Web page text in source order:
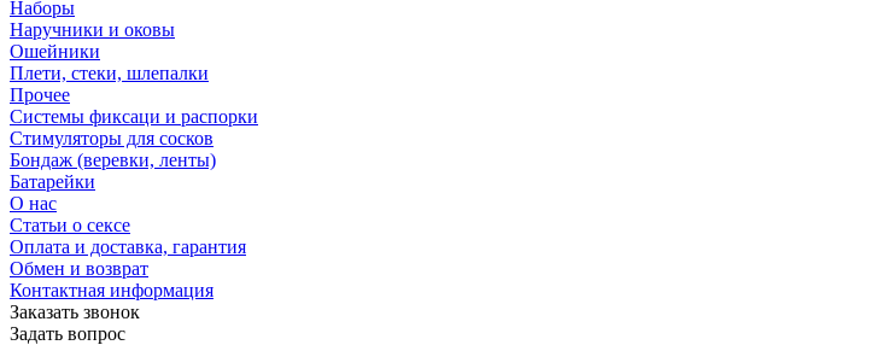
Наборы
Наручники и оковы
Ошейники
Плети, стеки, шлепалки
Прочее
Системы фиксаци и распорки
Стимуляторы для сосков
Бондаж (веревки, ленты)
Батарейки
О нас
Статьи о сексе
Оплата и доставка, гарантия
Обмен и возврат
Контактная информация
Заказать звонок
Задать вопрос